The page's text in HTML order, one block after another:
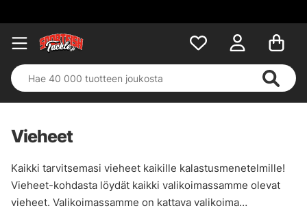
Vieheet
Kaikki tarvitsemasi vieheet kaikille kalastusmenetelmille!
Vieheet-kohdasta löydät kaikki valikoimassamme olevat
vieheet. Valikoimassamme on kattava valikoima